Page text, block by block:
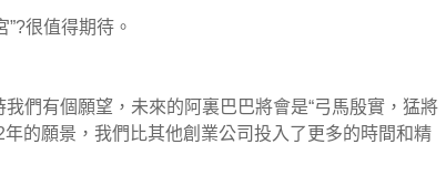
很值得期待。
們有個願望，未來的阿裏巴巴將會是“弓馬殷實，猛將
的願景，我們比其他創業公司投入了更多的時間和精